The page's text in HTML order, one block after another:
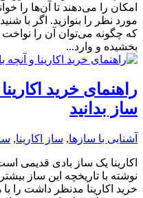
امکان را می‌دهند تا آن‌ها را
مورد نظر را بنوازید. اگر با
که چگونه می‌توان آن را نواخت
بخشیده و وارد...
راهنمای خرید
ساز بدانید
آشنایی با سازها, ساز اکارینا,
اکارینا یک ساز بادی قدیمی
نوشته با تاریخچه این ساز
خرید اکارینا مدنظر داشت را